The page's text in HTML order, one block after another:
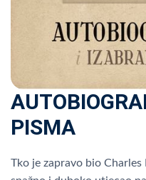
PISMA
Tko je zapravo bio